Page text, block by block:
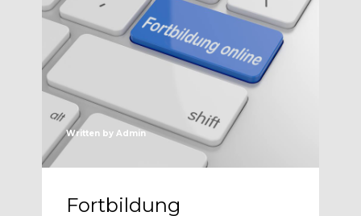
Written by Admin
Fortbildung